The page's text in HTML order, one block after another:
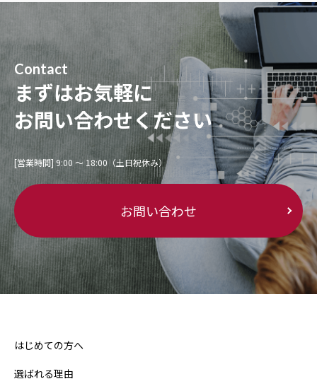
Contact
まずはお気軽に
お問い合わせください
[営業時間] 9:00 〜 18:00（土日祝休み）
お問い合わせ
はじめての方へ
選ばれる理由